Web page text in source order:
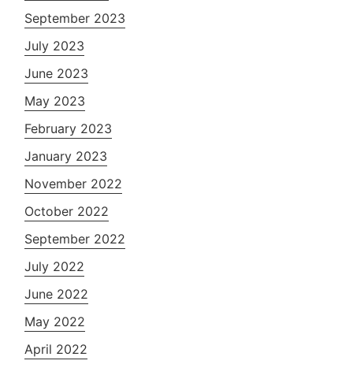
September 2023
July 2023
June 2023
May 2023
February 2023
January 2023
November 2022
October 2022
September 2022
July 2022
June 2022
May 2022
April 2022